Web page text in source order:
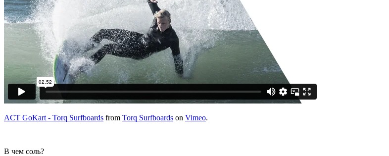
ACT GoKart - Torq Surfboards from Torq Surfboards on Vimeo.
В чем соль?